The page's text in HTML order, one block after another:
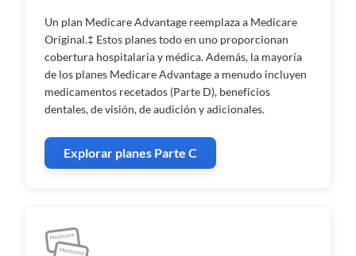
Un plan Medicare Advantage reemplaza a Medicare
Original.‡ Estos planes todo en uno proporcionan
cobertura hospitalaria y médica. Además, la mayoría
de los planes Medicare Advantage a menudo incluyen
medicamentos recetados (Parte D), beneficios
dentales, de visión, de audición y adicionales.
Explorar planes Parte C